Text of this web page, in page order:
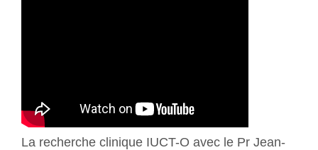
La recherche clinique IUCT-O avec le Pr Jean-